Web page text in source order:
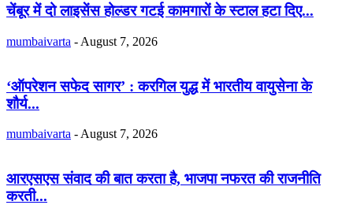
चेंबूर में दो लाइसेंस होल्डर गटई कामगारों के स्टाल हटा दिए...
mumbaivarta - August 7, 2026
‘ऑपरेशन सफेद सागर’ : करगिल युद्ध में भारतीय वायुसेना के
शौर्य...
mumbaivarta - August 7, 2026
आरएसएस संवाद की बात करता है, भाजपा नफरत की राजनीति
करती...